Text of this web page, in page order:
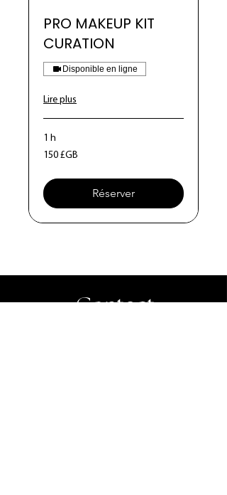
PRO MAKEUP KIT
CURATION
Disponible en ligne
Lire plus
1 h
150
livres
150 £GB
Réserver
Contact